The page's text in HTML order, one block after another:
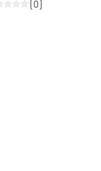
(0)